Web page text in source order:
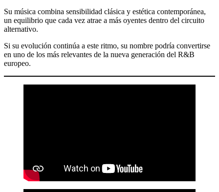
Su música combina sensibilidad clásica y estética contemporánea,
un equilibrio que cada vez atrae a más oyentes dentro del circuito
alternativo.
Si su evolución continúa a este ritmo, su nombre podría convertirse
en uno de los más relevantes de la nueva generación del R&B
europeo.